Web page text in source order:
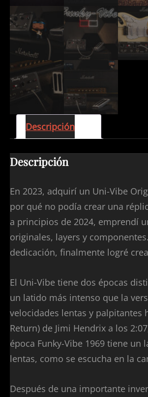
Descripción
Descripción
En 2023, adquirí un Uni-Vibe
por qué no podía crear una
a principios de 2024, emprendí
originales, layers y
dedicación, finalmente logré
El Uni-Vibe tiene dos épocas
un latido más intenso que la
velocidades lentas y palpitantes
Return) de Jimi Hendrix a los
época Funky-Vibe 1969 tiene
lentas, como se escucha en la
Después de una importante